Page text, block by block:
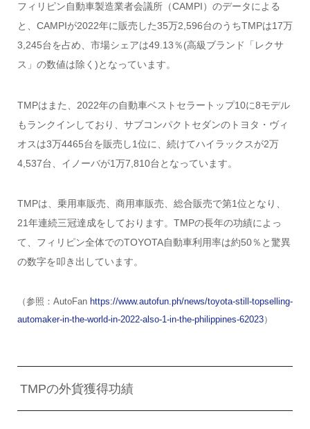
フィリピン自動車製造業者会議所（CAMPI）のデータによる
と、CAMPIが2022年に販売した35万2,596台のうちTMPは17万
3,245台を占め、市場シェアは49.13％(高級ブランド「レクサ
ス」の数値は除く)となっています。
TMPはまた、2022年の自動車ベストセラートップ10に8モデル
もランクインしており、サブコンパクトセダンのトヨタ・ヴィ
オスは3万4465台を販売し1位に、続けてハイラックスが2万
4,537台、イノーバが1万7,810台となっています。
TMPは、乗用車販売、商用車販売、総合販売で第1位となり、
21年連続三冠達成をしております。TMPの長年の功績によっ
て、フィリピン全体でのTOYOTA自動車利用率は約50％と驚異
の数字を叩き出しています。
（参照：AutoFan https://www.autofun.ph/news/toyota-still-topselling-
automaker-in-the-world-in-2022-also-1-in-the-philippines-62023）
TMPの外貨獲得功績